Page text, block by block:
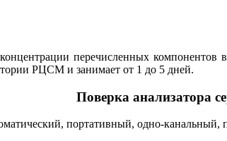
перечисленных
РЦСМ и занимает от 1 до 5 дней.
Поверка анализатора
портативный, одно-